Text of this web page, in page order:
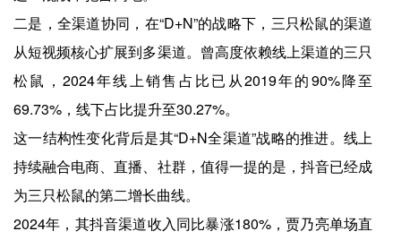
二是，全渠道协同，在“D+N”的战略下，三只松鼠的渠道
从短视频核心扩展到多渠道。曾高度依赖线上渠道的三只
松鼠，2024年线上销售占比已从2019年的90%降至
69.73%，线下占比提升至30.27%。
这一结构性变化背后是其“D+N全渠道”战略的推进。线上
持续融合电商、直播、社群，值得一提的是，抖音已经成
为三只松鼠的第二增长曲线。
2024年，其抖音渠道收入同比暴涨180%，贾乃亮单场直